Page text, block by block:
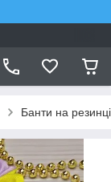
Банти на резинці